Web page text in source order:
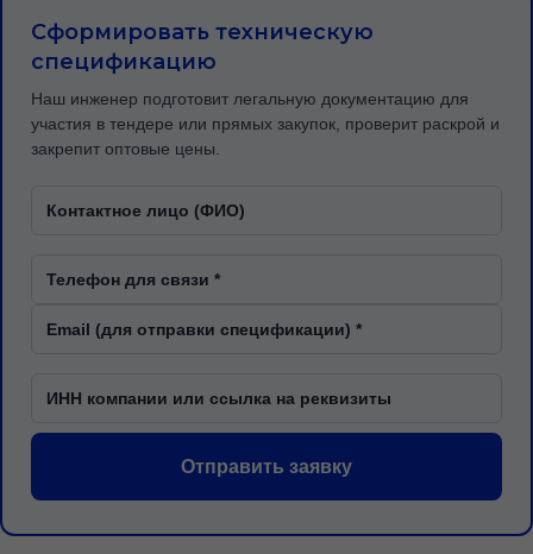
Сформировать техническую
спецификацию
Наш инженер подготовит легальную документацию для
участия в тендере или прямых закупок, проверит раскрой и
закрепит оптовые цены.
Отправить заявку